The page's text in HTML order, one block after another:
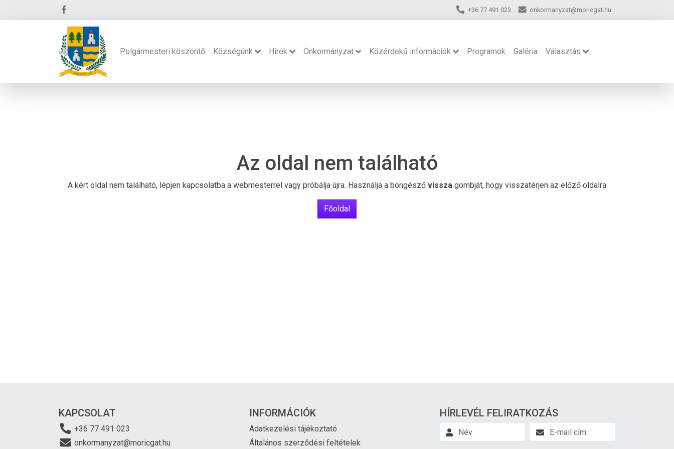
+36 77 491 023 onkormanyzat@moricgat.hu
Polgármesteri köszöntő Községünk Hírek Önkormányzat Közérdekű információk Programok Galéria Választás
Az oldal nem található
A kért oldal nem található, lépjen kapcsolatba a webmesterrel vagy próbálja újra. Használja a böngésző vissza gombját, hogy visszatérjen az előző oldalra
Főoldal
KAPCSOLAT
+36 77 491 023
onkormanyzat@moricgat.hu
INFORMÁCIÓK
Adatkezelési tájékoztató
Általános szerződési feltételek
HÍRLEVÉL FELIRATKOZÁS